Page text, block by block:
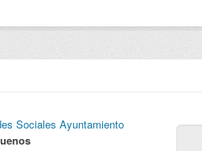
Sociales Ayuntamiento